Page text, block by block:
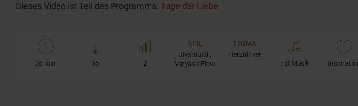
Dieses Video ist Teil des Programms: Tage der Liebe
26 min 55 2
STIL
Jivamukti ,
Vinyasa Flow
THEMA
Herzöffner
mit Musik